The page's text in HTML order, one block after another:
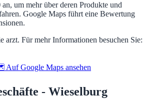
um mehr über deren Produkte und
Google Maps führt eine Bewertung
arzt. Für mehr Informationen besuchen Sie:
Google Maps ansehen
- Wieselburg